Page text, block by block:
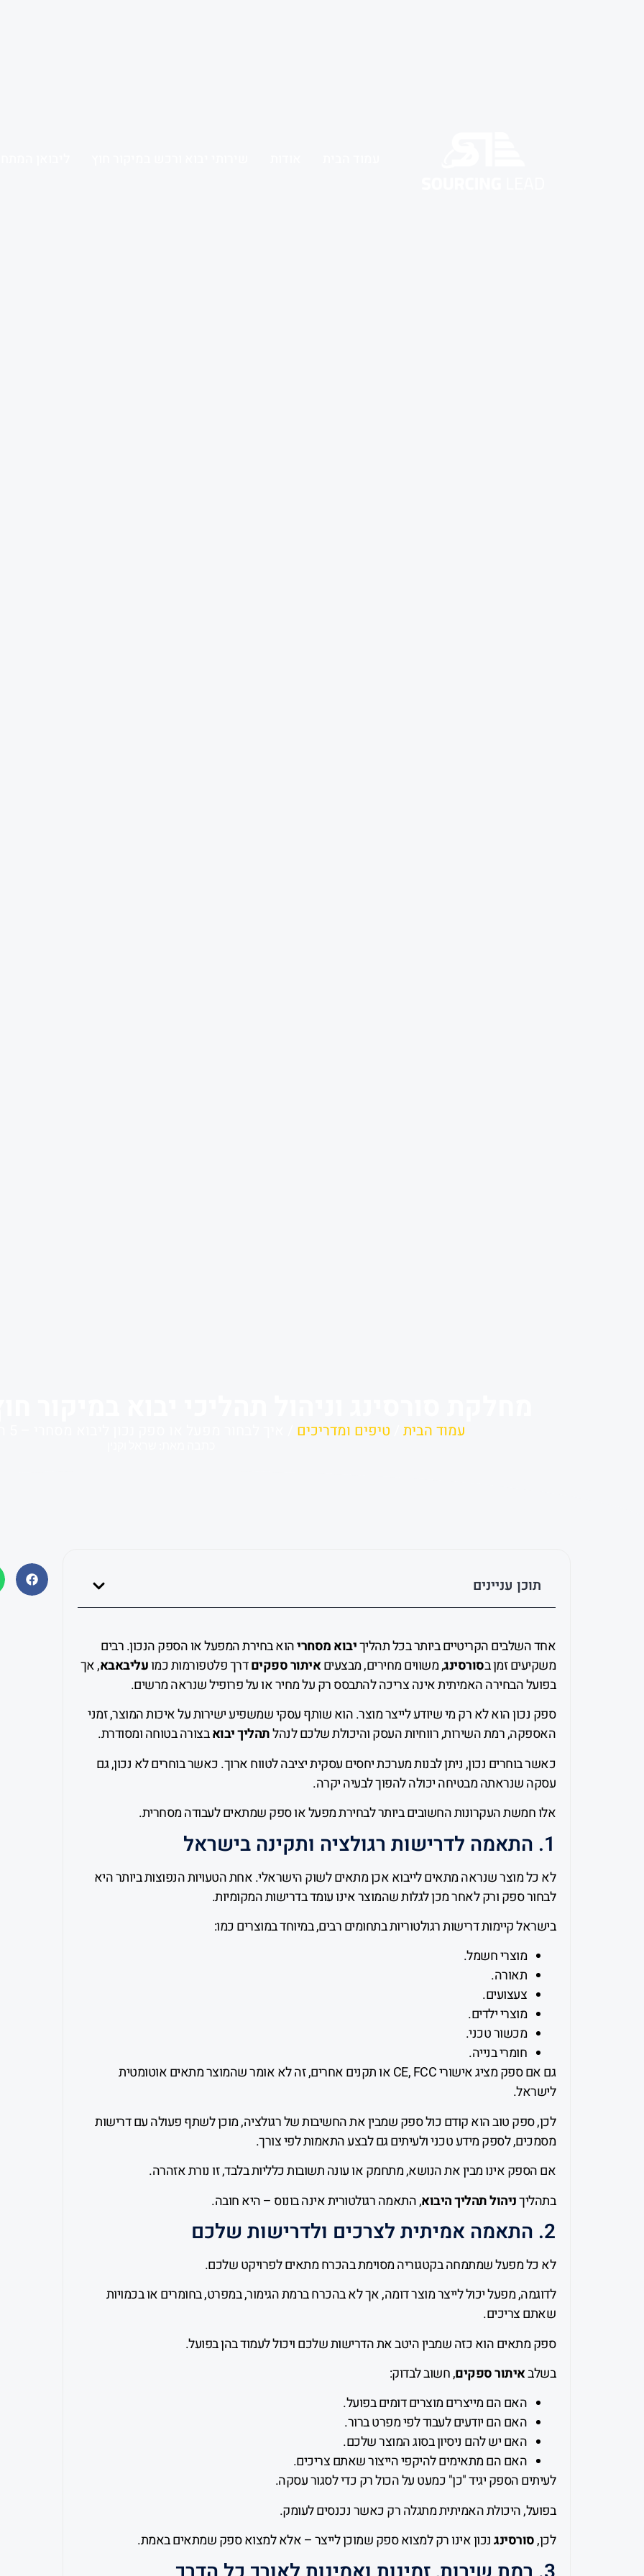
עמוד הבית טיפים ומדריכים
תוכן עניינים
אחד השלבים הקריטיים ביותר בכל תהליךיבוא מסחריהוא בחירת המפעל או הספק הנכון. רבים
משקיעים זמן בסורסינג, משווים מחירים, מבצעיםאיתור ספקיםדרך פלטפורמות כמועליבאבא, אך
בפועל הבחירה האמיתית אינה צריכה להתבסס רק על מחיר או על פרופיל שנראה מרשים.
ספק נכון הוא לא רק מי שיודע לייצר מוצר. הוא שותף עסקי שמשפיע ישירות על איכות המוצר, זמני
האספקה, רמת השירות, רווחיות העסק והיכולת שלכם לנהלתהליך יבואבצורה בטוחה ומסודרת.
כאשר בוחרים נכון, ניתן לבנות מערכת יחסים עסקית יציבה לטווח ארוך. כאשר בוחרים לא נכון, גם
עסקה שנראתה מבטיחה יכולה להפוך לבעיה יקרה.
אלו חמשת העקרונות החשובים ביותר לבחירת מפעל או ספק שמתאים לעבודה מסחרית.
1. התאמה לדרישות רגולציה ותקינה בישראל
לא כל מוצר שנראה מתאים לייבוא אכן מתאים לשוק הישראלי. אחת הטעויות הנפוצות ביותר היא
לבחור ספק ורק לאחר מכן לגלות שהמוצר אינו עומד בדרישות המקומיות.
בישראל קיימות דרישות רגולטוריות בתחומים רבים, במיוחד במוצרים כמו:
מוצרי חשמל.
תאורה.
צעצועים.
מוצרי ילדים.
מכשור טכני.
חומרי בנייה.
גם אם ספק מציג אישורי CE, FCC או תקנים אחרים, זה לא אומר שהמוצר מתאים אוטומטית
לישראל.
לכן, ספק טוב הוא קודם כול ספק שמבין את החשיבות של רגולציה, מוכן לשתף פעולה עם דרישות
מסמכים, לספק מידע טכני ולעיתים גם לבצע התאמות לפי צורך.
אם הספק אינו מבין את הנושא, מתחמק או עונה תשובות כלליות בלבד, זו נורת אזהרה.
בתהליךניהול תהליך היבוא, התאמה רגולטורית אינה בונוס – היא חובה.
2. התאמה אמיתית לצרכים ולדרישות שלכם
לא כל מפעל שמתמחה בקטגוריה מסוימת בהכרח מתאים לפרויקט שלכם.
לדוגמה, מפעל יכול לייצר מוצר דומה, אך לא בהכרח ברמת הגימור, במפרט, בחומרים או בכמויות
שאתם צריכים.
ספק מתאים הוא כזה שמבין היטב את הדרישות שלכם ויכול לעמוד בהן בפועל.
בשלבאיתור ספקים, חשוב לבדוק:
האם הם מייצרים מוצרים דומים בפועל.
האם הם יודעים לעבוד לפי מפרט ברור.
האם יש להם ניסיון בסוג המוצר שלכם.
האם הם מתאימים להיקפי הייצור שאתם צריכים.
לעיתים הספק יגיד "כן" כמעט על הכול רק כדי לסגור עסקה.
בפועל, היכולת האמיתית מתגלה רק כאשר נכנסים לעומק.
לכן,סורסינגנכון אינו רק למצוא ספק שמוכן לייצר – אלא למצוא ספק שמתאים באמת.